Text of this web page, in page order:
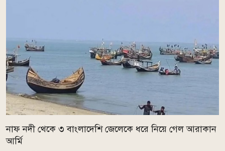
নাফ নদী থেকে ৩ বাংলাদেশি জেলেকে ধরে নিয়ে গেল আরাকান
আর্মি